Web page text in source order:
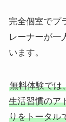
完全個室でプ
レーナーが一
います。
無料体験では
生活習慣のア
りをトータル